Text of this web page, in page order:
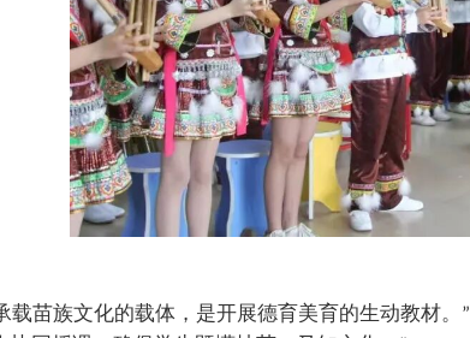
苗族文化的载体，是开展德育美育的生动教材。 ”